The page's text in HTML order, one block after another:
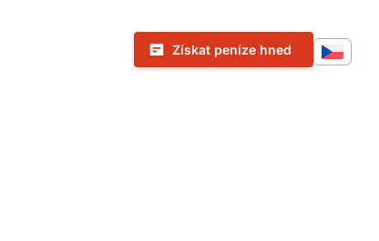
Call To Action Menu
Získat peníze hned